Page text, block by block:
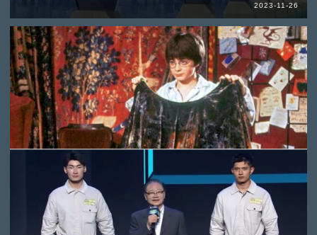
2023-11-26